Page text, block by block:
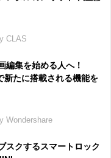
CLAS
編集を始める人へ！
新たに搭載される機能を
Wondershare
スクするスマートロック